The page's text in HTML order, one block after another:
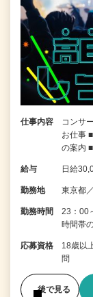
仕事内容
コンサ
お仕事
の案内
給与 日給
勤務地 東京都
勤務時間
23：00
時間帯
応募資格
18歳以
問
後で見る